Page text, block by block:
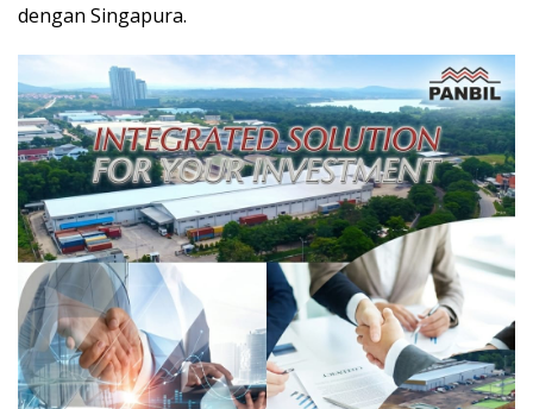
dengan Singapura.